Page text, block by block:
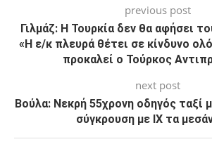
previous post
Γιλμάζ: Η Τουρκία δεν θα αφήσει
«Η ε/κ πλευρά θέτει σε κίνδυνο
προκαλεί ο Τούρκος
next post
Βούλα: Νεκρή 55χρονη οδηγός ταξί
σύγκρουση με ΙΧ τα